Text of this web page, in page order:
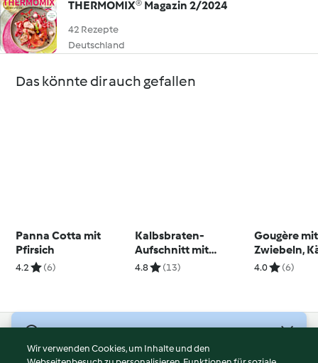
THERMOMIX® Magazin 2/2024
42 Rezepte
Deutschland
Das könnte dir auch gefallen
Panna Cotta mit
Pfirsich
4.2 (6)
Kalbsbraten-
Aufschnitt mit
Meerrettich-Dip
4.8 (13)
Gougère mit
Zwiebeln,
Speck
4.0 (6)
Wir verwenden Cookies, um Inhalte und den